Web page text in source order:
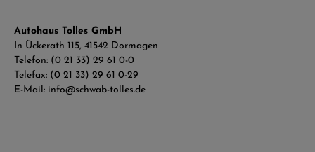
Autohaus Tolles GmbH
In Ückerath 115, 41542 Dormagen
Telefon: (0 21 33) 29 61 0-0
Telefax: (0 21 33) 29 61 0-29
E-Mail: info@schwab-tolles.de